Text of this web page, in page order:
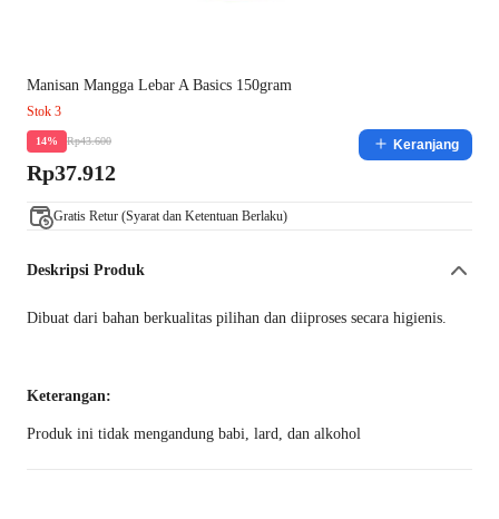
Manisan Mangga Lebar A Basics 150gram
Stok 3
14% Rp43.600
Rp37.912
Keranjang
Gratis Retur (Syarat dan Ketentuan Berlaku)
Deskripsi Produk
Dibuat dari bahan berkualitas pilihan dan diiproses secara higienis.
Keterangan:
Produk ini tidak mengandung babi, lard, dan alkohol